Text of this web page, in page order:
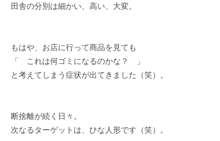
田舎の分別は細かい、高い、大変。
もはや、お店に行って商品を見ても
「 これは何ゴミになるのかな？ 」
と考えてしまう症状が出てきました（笑）。
断捨離が続く日々。
次なるターゲットは、ひな人形です（笑）。